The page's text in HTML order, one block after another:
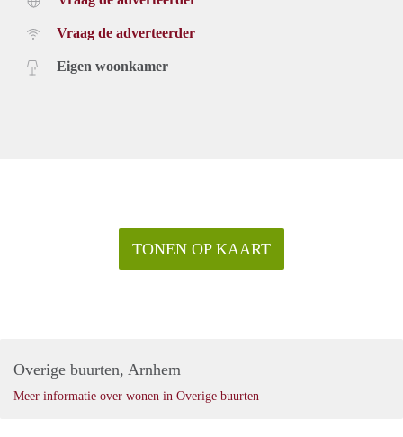
Vraag de adverteerder
Eigen woonkamer
TONEN OP KAART
Overige buurten, Arnhem
Meer informatie over wonen in Overige buurten